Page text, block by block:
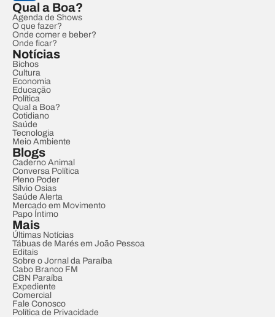
Qual a Boa?
Agenda de Shows
O que fazer?
Onde comer e beber?
Onde ficar?
Notícias
Bichos
Cultura
Economia
Educação
Política
Qual a Boa?
Cotidiano
Saúde
Tecnologia
Meio Ambiente
Blogs
Caderno Animal
Conversa Política
Pleno Poder
Sílvio Osias
Saúde Alerta
Mercado em Movimento
Papo Íntimo
Mais
Últimas Notícias
Tábuas de Marés em João Pessoa
Editais
Sobre o Jornal da Paraíba
Cabo Branco FM
CBN Paraíba
Expediente
Comercial
Fale Conosco
Política de Privacidade